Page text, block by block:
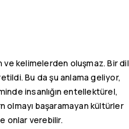
ve kelimelerden oluşmaz. Bir dil
Bu da şu anlama geliyor,
insanlığın entellektürel,
olmayı başaramayan kültürler
onlar verebilir.